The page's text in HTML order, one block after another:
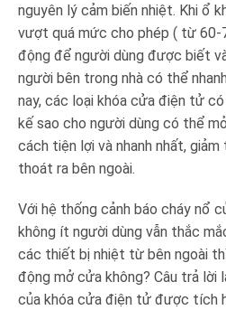
nguyên lý cảm biến nhiệt. Khi ổ
vượt quá mức cho phép ( từ 60-
động để người dùng được biết
người bên trong nhà có thể
nay, các loại khóa cửa điện tử
kế sao cho người dùng có thể
cách tiện lợi và nhanh nhất,
thoát ra bên ngoài.
Với hệ thống cảnh báo cháy nổ
không ít người dùng vẫn thắc
các thiết bị nhiệt từ bên ngoài
động mở cửa không? Câu trả lời
của khóa cửa điện tử được tích